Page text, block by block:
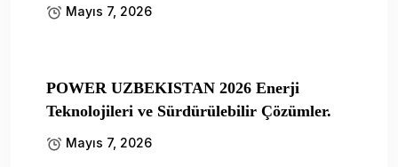
Mayıs 7, 2026
POWER UZBEKISTAN 2026 Enerji
Teknolojileri ve Sürdürülebilir Çözümler.
Mayıs 7, 2026